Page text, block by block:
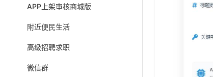
APP上架审核商城版
附近便民生活
高级招聘求职
微信群